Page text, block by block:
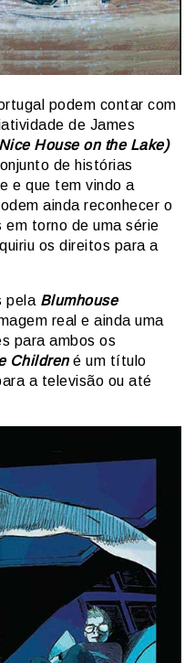
podem contar com
de James
House on the Lake)
de histórias
e que tem vindo a
ainda reconhecer o
torno de uma série
os direitos para a
pela Blumhouse
real e ainda uma
para ambos os
Children é um título
a televisão ou até